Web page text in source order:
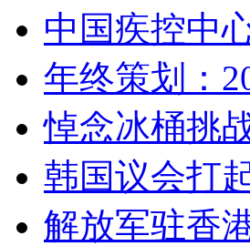
中国疾控中
年终策划：
悼念冰桶挑
韩国议会打
解放军驻香